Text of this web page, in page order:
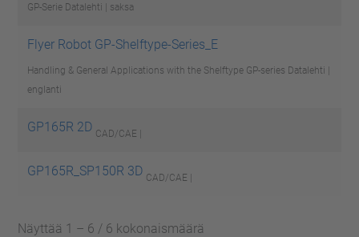
GP-Serie Datalehti | saksa
Flyer Robot GP-Shelftype-Series_E
Handling & General Applications with the Shelftype GP-series Datalehti |
englanti
GP165R 2D CAD/CAE |
GP165R_SP150R 3D CAD/CAE |
Näyttää 1 – 6 / 6 kokonaismäärä